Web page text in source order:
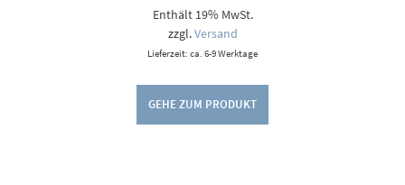
bis
Enthält 19% MwSt.
zzgl.Versand
Lieferzeit: ca. 6-9 Werktage
GEHE ZUM PRODUKT